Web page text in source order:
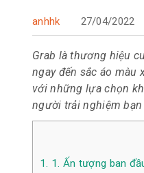
anhhk 27/04/2022
Grab là thương hiệu
ngay đến sắc áo màu
với những lựa chọn
người trải nghiệm bạn
1. 1. Ấn tượng ban